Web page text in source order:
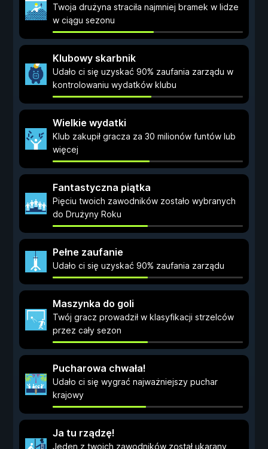
Twoja drużyna straciła najmniej bramek w lidze
w ciągu sezonu
Klubowy skarbnik
Udało ci się uzyskać 90% zaufania zarządu w
kontrolowaniu wydatków klubu
Wielkie wydatki
Klub zakupił gracza za 30 milionów funtów lub
więcej
Fantastyczna piątka
Pięciu twoich zawodników zostało wybranych
do Drużyny Roku
Pełne zaufanie
Udało ci się uzyskać 90% zaufania zarządu
Maszynka do goli
Twój gracz prowadził w klasyfikacji strzelców
przez cały sezon
Pucharowa chwała!
Udało ci się wygrać najważniejszy puchar
krajowy
Ja tu rządzę!
Jeden z twoich zawodników został ukarany